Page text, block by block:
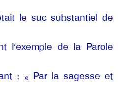
le suc substantiel de
l’exemple de la Parole
: « Par la sagesse et